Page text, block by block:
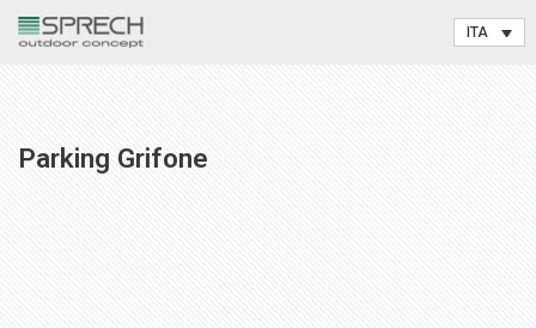
Vai
al
contenuto
Parking Grifone